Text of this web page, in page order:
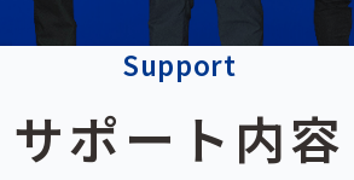
Support
サポート内容